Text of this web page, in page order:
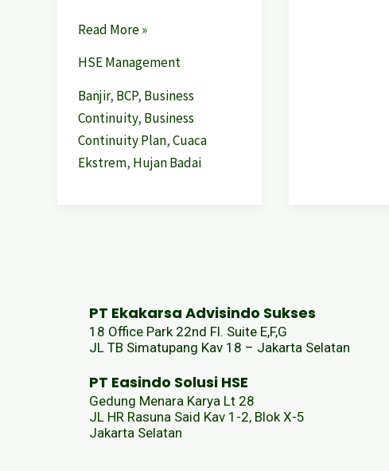
Read More »
HSE Management
Banjir, BCP, Business
Continuity, Business
Continuity Plan,Cuaca
Ekstrem, Hujan Badai
PT Ekakarsa Advisindo Sukses
18 Office Park 22nd Fl. Suite E,F,G
JL TB Simatupang Kav 18 – Jakarta Selatan
PT Easindo Solusi HSE
Gedung Menara Karya Lt 28
JL HR Rasuna Said Kav 1-2, Blok X-5
Jakarta Selatan